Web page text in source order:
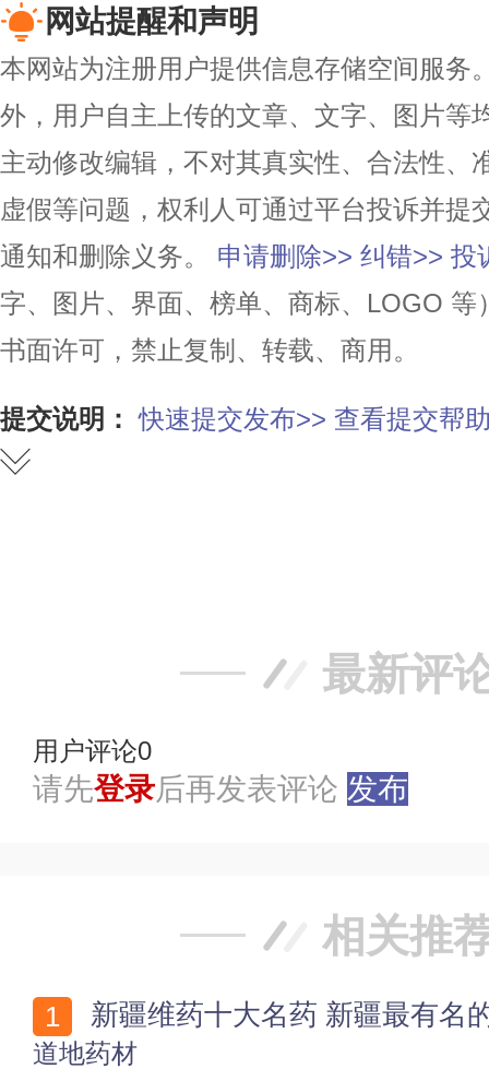
网站提醒和声明
本网站为注册用户提供信息存储空间服务
外，用户自主上传的文章、文字、图片等
主动修改编辑，不对其真实性、合法性、
虚假等问题，权利人可通过平台投诉并提
通知和删除义务。
申请删除>> 纠错>> 投
字、图片、界面、榜单、商标、LOGO
书面许可，禁止复制、转载、商用。
提交说明： 快速提交发布>> 查看提交帮
最新评
用户评论0
请先登录后再发表评论 发布
相关推
新疆维药十大名药 新疆最有名
道地药材